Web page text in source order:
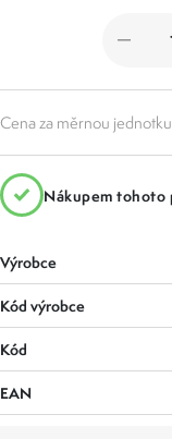
Cena za měrnou jednotku
Nákupem tohoto
Výrobce
Kód výrobce
Kód
EAN